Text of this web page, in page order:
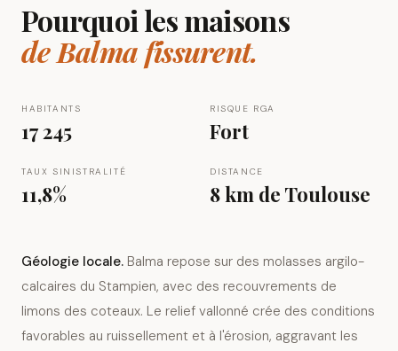
Pourquoi les maisons
deBalmafissurent.
HABITANTS
17 245
RISQUE RGA
Fort
TAUX SINISTRALITÉ
11,8%
DISTANCE
8 km de Toulouse
Géologie locale. Balma repose sur des molasses argilo-
calcaires du Stampien, avec des recouvrements de
limons des coteaux. Le relief vallonné crée des conditions
favorables au ruissellement et à l'érosion, aggravant les